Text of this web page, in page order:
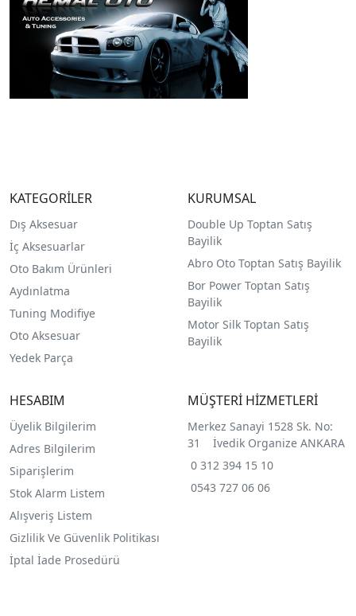
KATEGORİLER
Dış Aksesuar
İç Aksesuarlar
Oto Bakım Ürünleri
Aydınlatma
Tuning Modifiye
Oto Aksesuar
Yedek Parça
KURUMSAL
Double Up Toptan Satış
Bayilik
Abro Oto Toptan Satış Bayilik
Bor Power Toptan Satış
Bayilik
Motor Silk Toptan Satış
Bayilik
HESABIM
Üyelik Bilgilerim
Adres Bilgilerim
Siparişlerim
Stok Alarm Listem
Alışveriş Listem
Gizlilik Ve Güvenlik Politikası
İptal İade Prosedürü
MÜŞTERİ HİZMETLERİ
Merkez Sanayi 1528 Sk. No:
31 İvedik Organize ANKARA
0 312 394 15 10
0543 727 06 06